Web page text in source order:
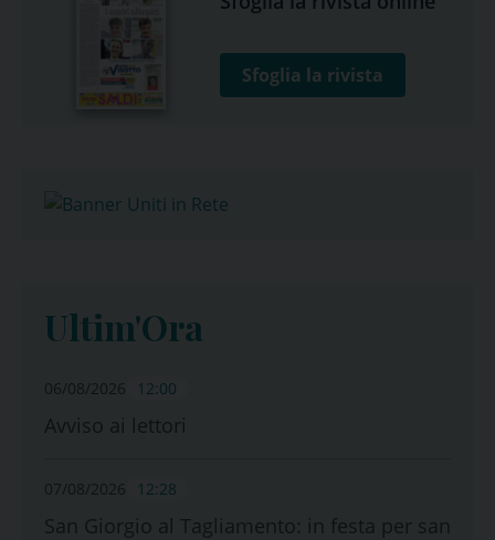
Sfoglia la rivista
Ultim'Ora
06/08/2026 12:00
Avviso ai lettori
07/08/2026 12:28
San Giorgio al Tagliamento: in festa per san